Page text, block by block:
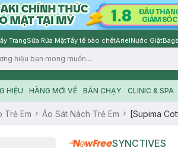
TrangSữa Rửa MặtTẩy tế bào chếtArielNước Giặt
HIỆU HÀNG MỚI VỀ BÁN CHẠY CLINIC & SPA
Trẻ Em Áo Sát Nách Trẻ Em [Supima
SYNCTIVES